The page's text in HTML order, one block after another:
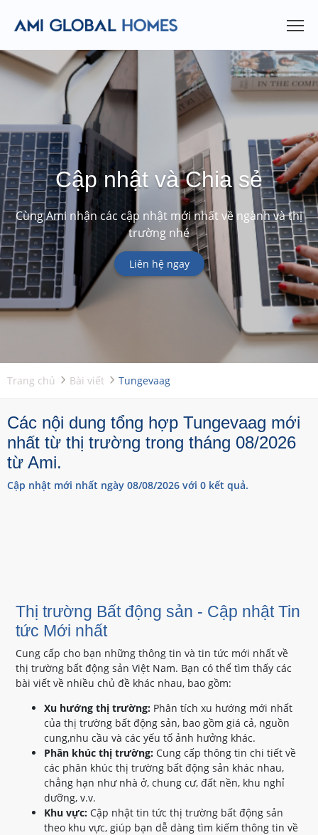
Cập nhật và Chia sẻ
Cùng Ami nhận các cập nhật mới nhất về ngành và thị
trường nhé
Liên hệ ngay
Trang chủ Bài viết Tungevaag
Các nội dung tổng hợp Tungevaag mới
nhất từ thị trường trong tháng 08/2026
từ Ami.
Cập nhật mới nhất ngày 08/08/2026 với 0 kết quả.
Thị trường Bất động sản - Cập nhật Tin
tức Mới nhất
Cung cấp cho bạn những thông tin và tin tức mới nhất về
thị trường bất động sản Việt Nam. Bạn có thể tìm thấy các
bài viết về nhiều chủ đề khác nhau, bao gồm:
Xu hướng thị trường: Phân tích xu hướng mới nhất
của thị trường bất động sản, bao gồm giá cả, nguồn
cung,nhu cầu và các yếu tố ảnh hưởng khác.
Phân khúc thị trường: Cung cấp thông tin chi tiết về
các phân khúc thị trường bất động sản khác nhau,
chẳng hạn như nhà ở, chung cư, đất nền, khu nghỉ
dưỡng, v.v.
Khu vực: Cập nhật tin tức thị trường bất động sản
theo khu vực, giúp bạn dễ dàng tìm kiếm thông tin về